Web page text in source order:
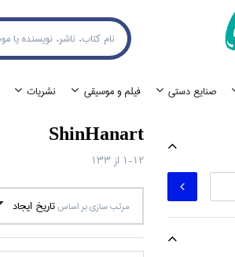
صنايع دستي فيلم و موسيقي نشريات
ShinHanart
1-12 از 133
مرتب سازي بر اساس تاريخ ايجاد